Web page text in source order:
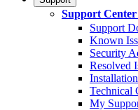
Support Center
Support
Known
Security
Resolved
Technical
My